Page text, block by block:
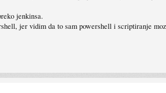
jenkinsa.
jer vidim da to sam powershell i scriptiranje